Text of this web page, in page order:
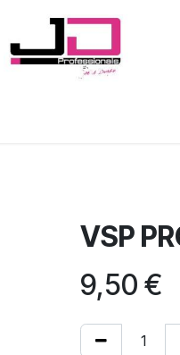
VSP
9,50 €